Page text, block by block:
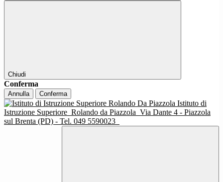
Chiudi
Conferma
Annulla Conferma
Istituto di
Istruzione Superiore Rolando da Piazzola Via Dante 4 - Piazzola
sul Brenta (PD) - Tel. 049 5590023